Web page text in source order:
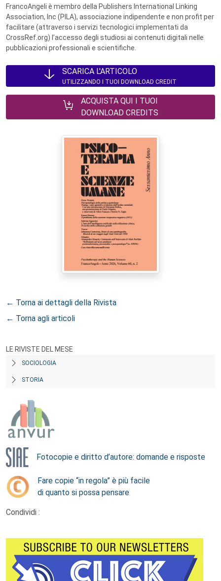
FrancoAngeli è membro della Publishers International Linking
Association, Inc (PILA), associazione indipendente e non profit per
facilitare (attraverso i servizi tecnologici implementati da
CrossRef.org) l’accesso degli studiosi ai contenuti digitali nelle
pubblicazioni professionali e scientifiche.
SCARICA L'ARTICOLO
UTILIZZANDO I TUOI DOWNLOAD CREDIT
ACQUISTA QUI I TUOI
DOWNLOAD CREDITS
← Torna ai dettagli della Rivista
← Torna agli articoli
LE RIVISTE DEL MESE
SOCIOLOGIA
STORIA
Fotocopie e diritto d’autore: domande e risposte
Fare copie “in regola” è più facile
di quanto si possa pensare
Condividi :